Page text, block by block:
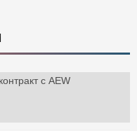
с AEW